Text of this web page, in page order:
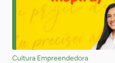
Cultura Empreendedora